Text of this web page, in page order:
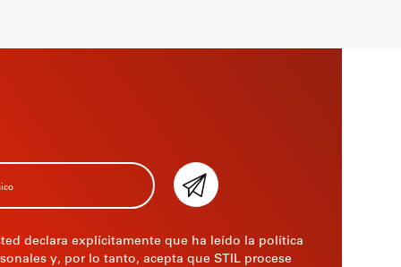
declara explícitamente que ha leído la política
y, por lo tanto, acepta que STIL procese